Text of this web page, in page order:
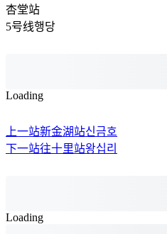
杏堂站
5号线행당
Loading
上一站新金湖站신금호
下一站往十里站왕십리
Loading